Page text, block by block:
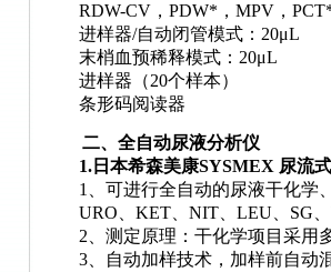
RDW-CV，PDW*，MPV，
进样器/自动闭管模式：20μL
末梢血预稀释模式：20μL
进样器（20个样本）
条形码阅读器
二、 全自动尿液分析仪
1.日本希森美康SYSMEX 尿流
1
可进行全自动的尿液干化学
URO、KET、NIT、LEU、SG
2、 测定原理：干化学项目采用
3、
自动加样技术，加样前自动